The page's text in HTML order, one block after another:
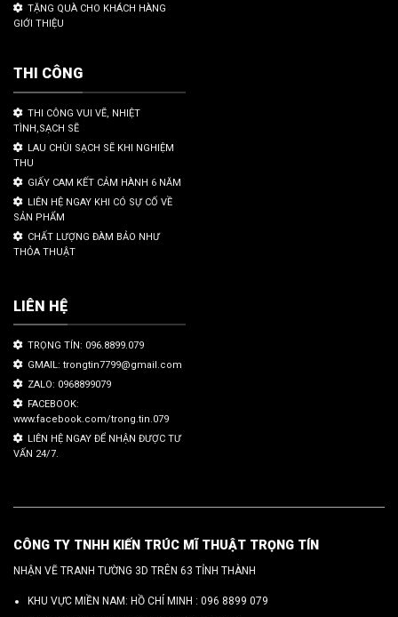
TẶNG QUÀ CHO KHÁCH HÀNG
GIỚI THIỆU
THI CÔNG
THI CÔNG VUI VẼ, NHIỆT
TÌNH,SẠCH SẼ
LAU CHÙI SẠCH SẼ KHI NGHIỆM
THU
GIẤY CAM KẾT CẢM HÀNH 6 NĂM
LIÊN HỆ NGAY KHI CÓ SỰ CỐ VỀ
SẢN PHẨM
CHẤT LƯỢNG ĐÀM BẢO NHƯ
THỎA THUẬT
LIÊN HỆ
TRỌNG TÍN: 096.8899.079
GMAIL: trongtin7799@gmail.com
ZALO: 0968899079
FACEBOOK:
www.facebook.com/trong.tin.079
LIÊN HỆ NGAY ĐỂ NHẬN ĐƯỢC TƯ
VẤN 24/7.
CÔNG TY TNHH KIẾN TRÚC MĨ THUẬT TRỌNG TÍN
NHẬN VẼ TRANH TƯỜNG 3D TRÊN 63 TỈNH THÀNH
KHU VỰC MIỀN NAM: HỒ CHÍ MINH : 096 8899 079